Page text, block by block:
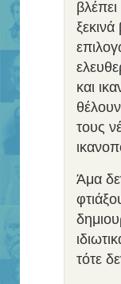
και
τους
Άμα
τότε